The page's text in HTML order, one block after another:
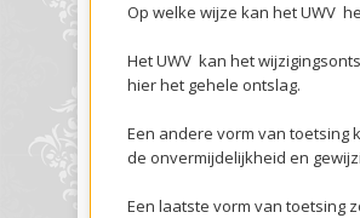
Op welke wijze kan het UWV
Het UWV kan het
hier het gehele ontslag.
Een andere vorm van toetsing
de onvermijdelijkheid en
Een laatste vorm van toetsing